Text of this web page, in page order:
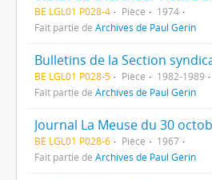
BE LGL01 P028-4 Pièce
1974
Fait partie de Archives de Paul Gérin
BE LGL01 P028-5 Pièce
1982-1989
Fait partie de Archives de Paul Gérin
BE LGL01 P028-6 Pièce
1967
Fait partie de Archives de Paul Gérin